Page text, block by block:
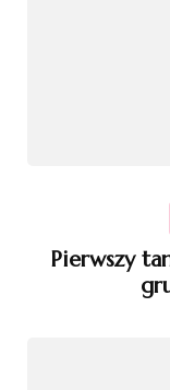
Pierwszy